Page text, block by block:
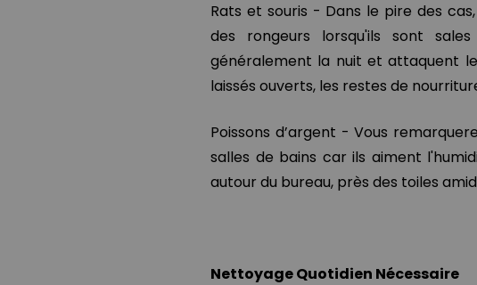
Rats et souris - Dans le pire des
des rongeurs lorsqu'ils sont
généralement la nuit et attaquent
laissés ouverts, les restes de
Poissons d’argent - Vous
salles de bains car ils aiment
autour du bureau, près des toiles
Nettoyage Quotidien Nécessaire